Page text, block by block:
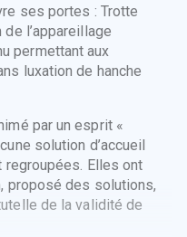
ses portes : Trotte
l’appareillage
permettant aux
luxation de hanche
par un esprit «
solution d’accueil
Elles ont
proposé des solutions,
de la validité de